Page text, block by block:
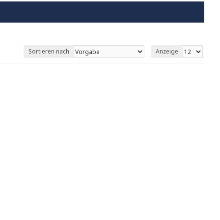
Sortieren nach Anzeige